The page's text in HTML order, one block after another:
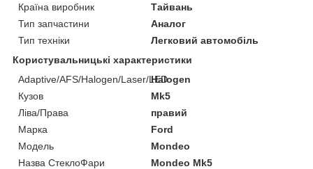
Країна виробник
Тайвань
Тип запчастини
Аналог
Тип техніки
Легковий автомобіль
Користувальницькі характеристики
Adaptive/AFS/Halogen/Laser/LEDHalogen
Кузов
Mk5
Ліва/Права
правий
Марка
Ford
Мoдель
Mondeo
Назва СтеклоФари
Mondeo Mk5